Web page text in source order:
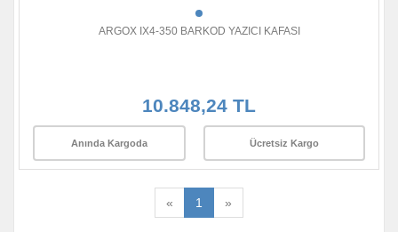
ARGOX IX4-350 BARKOD YAZICI KAFASI
10.848,24 TL
Anında Kargoda Ücretsiz Kargo
« 1 »